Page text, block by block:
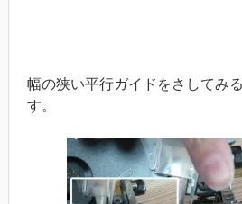
幅の狭い平行ガイドをさしてみ
す。